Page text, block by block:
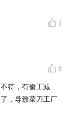
1
0
符，有偷工减
，导致菜刀工厂